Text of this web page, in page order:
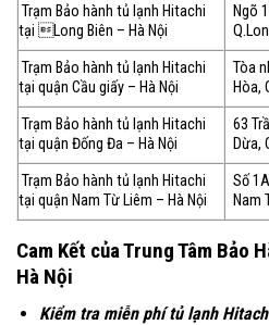
Trạm Bảo hành tủ lạnh Hitachi
tại Long Biên – Hà Nội
Ngõ
Trạm Bảo hành tủ lạnh Hitachi
tại quận Cầu giấy – Hà Nội
Tòa
Hòa,
Trạm Bảo hành tủ lạnh Hitachi
tại quận Đống Đa – Hà Nội
63
Dừa,
Trạm Bảo hành tủ lạnh Hitachi
tại quận Nam Từ Liêm – Hà Nội
Số
Nam
Cam Kết của Trung Tâm Bảo
Hà Nội
Kiểm tra miễn phí tủ lạnh